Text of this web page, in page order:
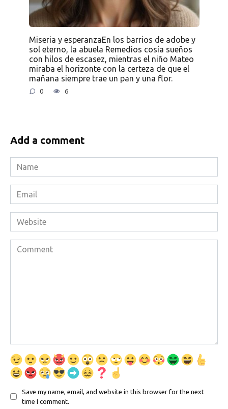
Miseria y esperanzaEn los barrios de adobe y
sol eterno, la abuela Remedios cosía sueños
con hilos de escasez, mientras el niño Mateo
miraba el horizonte con la certeza de que el
mañana siempre trae un pan y una flor.
0 6
Add a comment
Name
*
Email
*
Website
Comment
Save my name, email, and website in this browser for the next
time I comment.